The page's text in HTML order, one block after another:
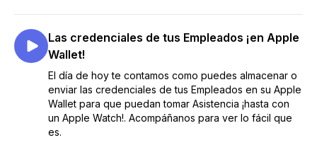
Las credenciales de tus Empleados ¡en Apple
Wallet!
El día de hoy te contamos como puedes almacenar o
enviar las credenciales de tus Empleados en su Apple
Wallet para que puedan tomar Asistencia ¡hasta con
un Apple Watch!. Acompáñanos para ver lo fácil que
es.